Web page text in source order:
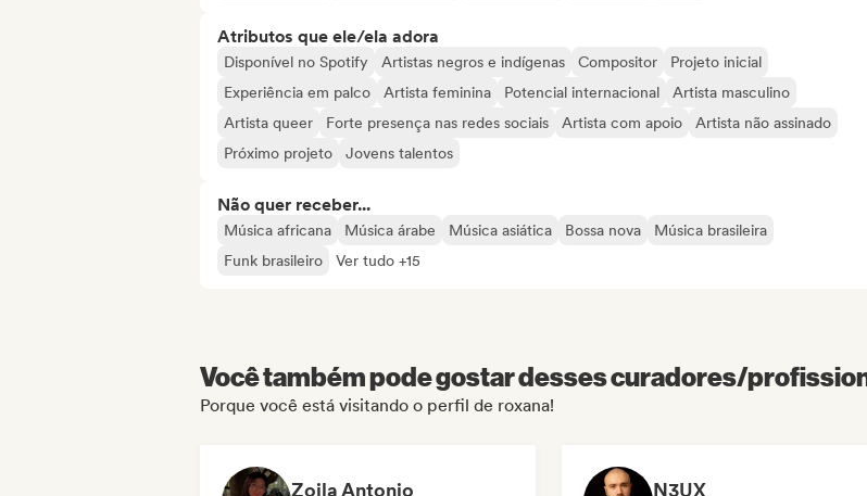
Atributos que ele/ela adora
Disponível no Spotify Artistas negros e indígenas Compositor
Projeto inicial
Experiência em palco
Artista feminina Potencial internacional
Artista masculino
Artista queer
Forte presença nas redes sociais Artista com apoio
Artista não assinado
Próximo projeto
Jovens talentos
Não quer receber...
Música africana Música árabe Música asiática Bossa nova
Música brasileira
Funk brasileiro
Ver tudo +15
Você também pode gostar desses curadores/
Porque você está visitando o perfil de roxana!
Zoila Antonio N3UX